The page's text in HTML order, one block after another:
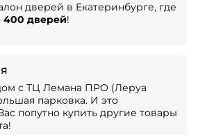
дверей в Екатеринбурге, где
400 дверей!
с ТЦ Лемана ПРО (Леруа
парковка. И это
попутно купить другие товары